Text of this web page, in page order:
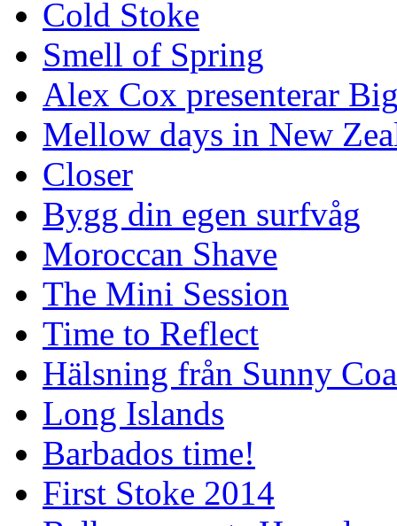
Cold Stoke
Smell of Spring
Alex Cox presenterar
Mellow days in New
Closer
Bygg din egen surfvåg
Moroccan Shave
The Mini Session
Time to Reflect
Hälsning från Sunny
Long Islands
Barbados time!
First Stoke 2014